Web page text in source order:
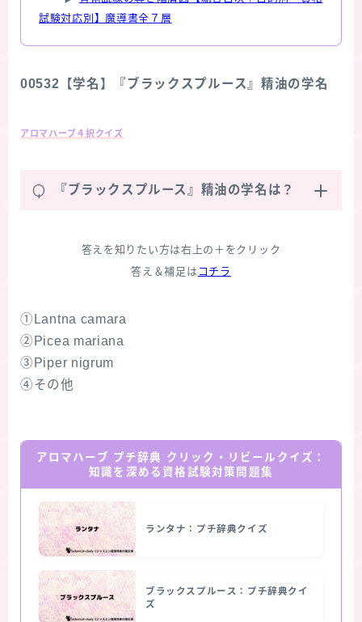
試験対応別】魔導書全７層
00532【学名】『ブラックスプルース』精油の学名
アロマハーブ４択クイズ
Q 『ブラックスプルース』精油の学名は？
答えを知りたい方は右上の＋をクリック
答え＆補足は コチラ
①Lantna camara
②Picea mariana
③Piper nigrum
④その他
アロマハーブ プチ辞典 クリック・リビールクイズ：
知識を深める資格試験対策問題集
ランタナ：プチ辞典クイズ
ブラックスプルース：プチ辞典クイ
ズ